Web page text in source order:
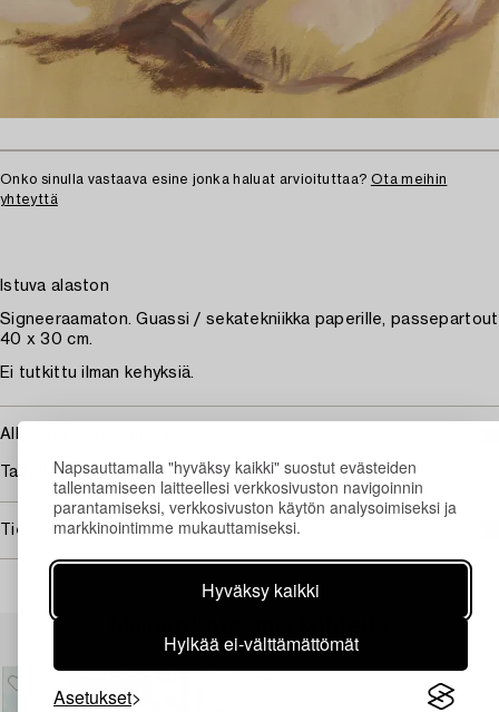
Napsauttamalla "hyväksy kaikki" suostut evästeiden
tallentamiseen laitteellesi verkkosivuston navigoinnin
parantamiseksi, verkkosivuston käytön analysoimiseksi ja
markkinointimme mukauttamiseksi.
Hyväksy kaikki
Hylkää ei-välttämättömät
Asetukset
Onko sinulla vastaava esine jonka haluat arvioituttaa? Ota meihin
yhteyttä
Istuva alaston
Signeeraamaton. Guassi / sekatekniikka paperille, passepartout
40 x 30 cm.
Ei tutkittu ilman kehyksiä.
Alkuperä - Provenienssi
Taiteilijan suku; nykyinen omistaja.
Tietoa ostamisesta